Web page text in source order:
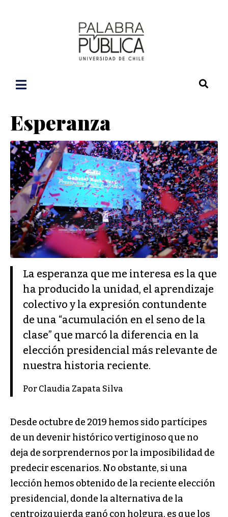
Esperanza
La esperanza que me interesa es la que
ha producido la unidad, el aprendizaje
colectivo y la expresión contundente
de una “acumulación en el seno de la
clase” que marcó la diferencia en la
elección presidencial más relevante de
nuestra historia reciente.
Por Claudia Zapata Silva
Desde octubre de 2019 hemos sido partícipes
de un devenir histórico vertiginoso que no
deja de sorprendernos por la imposibilidad de
predecir escenarios. No obstante, si una
lección hemos obtenido de la reciente elección
presidencial, donde la alternativa de la
centroizquierda ganó con holgura, es que los